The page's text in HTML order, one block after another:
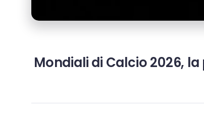
Mondiali di Calcio 2026,